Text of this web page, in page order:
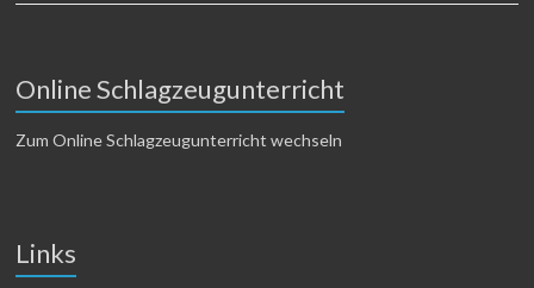
Online Schlagzeugunterricht
Zum Online Schlagzeugunterricht wechseln
Links